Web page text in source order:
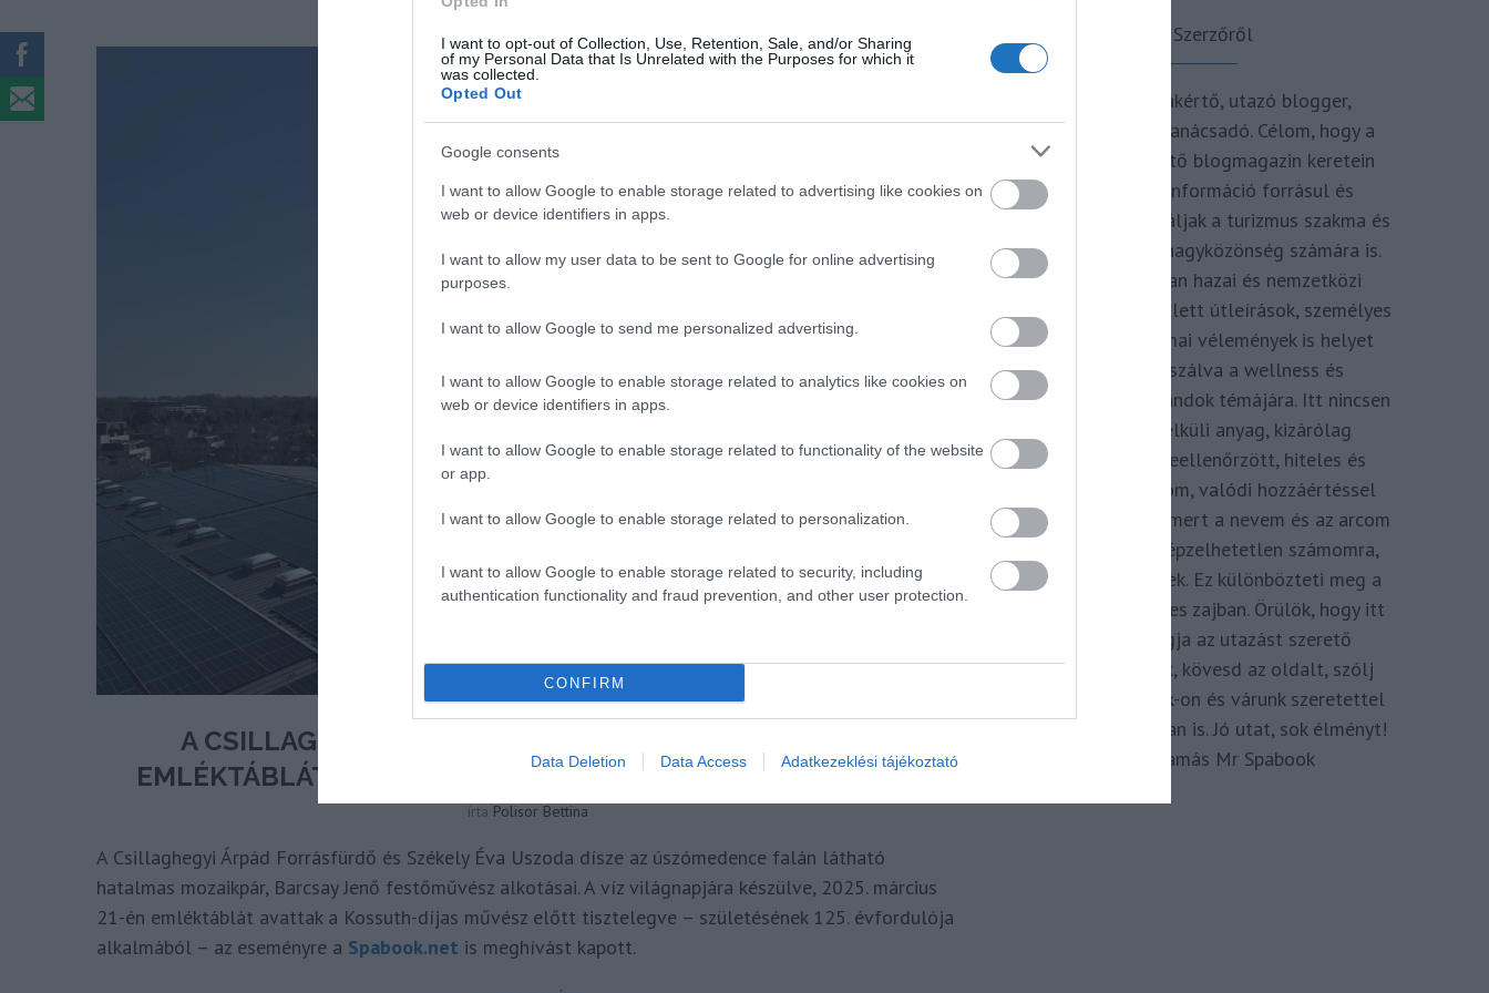
I want to opt-out of Collection, Use, Retention, Sale, and/or Sharing
of my Personal Data that Is Unrelated with the Purposes for which it
was collected.
Opted Out
Google consents
I want to allow Google to enable storage related to advertising like cookies on
web or device identifiers in apps.
I want to allow my user data to be sent to Google for online advertising
purposes.
I want to allow Google to send me personalized advertising.
I want to allow Google to enable storage related to analytics like cookies on
web or device identifiers in apps.
I want to allow Google to enable storage related to functionality of the website
or app.
I want to allow Google to enable storage related to personalization.
I want to allow Google to enable storage related to security, including
authentication functionality and fraud prevention, and other user protection.
CONFIRM
Data Deletion Data Access Adatkezeklési tájékoztató
A CSILLAGHEGYI ÁRPÁD FORRÁSFÜRDŐBEN AVATTAK
EMLÉKTÁBLÁT A LEGENDÁS MOZAIKMŰVÉSZ TISZTELETÉRE
írta Polisor Bettina
A Csillaghegyi Árpád Forrásfürdő és Székely Éva Uszoda dísze az úszómedence falán látható
hatalmas mozaikpár, Barcsay Jenő festőművész alkotásai. A víz világnapjára készülve, 2025. március
21-én emléktáblát avattak a Kossuth-díjas művész előtt tisztelegve – születésének 125. évfordulója
alkalmából – az eseményre a Spabook.net is meghívást kapott.
A Szerzőről
Turisztikai szakértő, utazó blogger,
vendégélmény tanácsadó. Célom, hogy a
kategória teremtő blogmagazin keretein
belül hiteles információ forrásul és
inspirációul szolgáljak a turizmus szakma és
az utazni vágyó nagyközönség számára is.
Repertoáromban hazai és nemzetközi
turizmus hírek mellett útleírások, személyes
ajánlók és szakmai vélemények is helyet
kapnak, fókuszálva a wellness és
termálfürdők, strandok témájára. Itt nincsen
hivatkozás nélküli anyag, kizárólag
többszörösen leellenőrzött, hiteles és
minőségi tartalom, valódi hozzáértéssel
megkomponálva, mert a nevem és az arcom
adom hozzá. Elképzelhetetlen számomra,
hogy ne így tegyek. Ez különbözteti meg a
Spabook-ot a netes zajban. Örülök, hogy itt
vagy, légy tagja az utazást szerető
Közösségünknek, kövesd az oldalt, szólj
hozzá a Facebook-on és várunk szeretettel
zárt csoportunkban is. Jó utat, sok élményt!
Kassay Tamás Mr Spabook